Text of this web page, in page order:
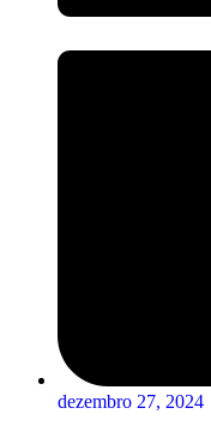
dezembro 27, 2024